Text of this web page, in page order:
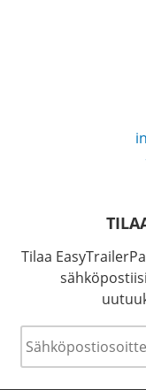
Tilaa